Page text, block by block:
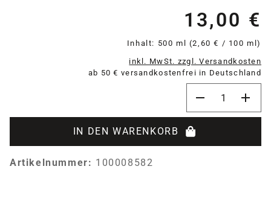
13,00 €
Inhalt: 500 ml (2,60 € / 100 ml)
inkl. MwSt. zzgl. Versandkosten
ab 50 € versandkostenfrei in Deutschland
IN DEN WARENKORB
Artikelnummer: 100008582